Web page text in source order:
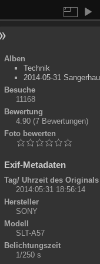
Alben
Technik
2014-05-31
Besuche
11168
Bewertung
4.90 (7 Bewertungen)
Foto bewerten
Exif-Metadaten
Tag/ Uhrzeit des Originals
2014:05:31 18:56:14
Hersteller
SONY
Modell
SLT-A57
Belichtungszeit
1/250 s